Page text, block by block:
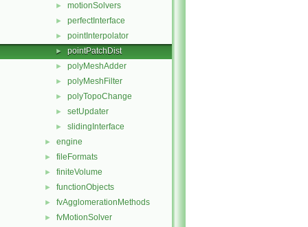
► motionSolvers
► perfectInterface
► pointInterpolator
► pointPatchDist
► polyMeshAdder
► polyMeshFilter
► polyTopoChange
► setUpdater
► slidingInterface
► engine
► fileFormats
► finiteVolume
► functionObjects
► fvAgglomerationMethods
► fvMotionSolver